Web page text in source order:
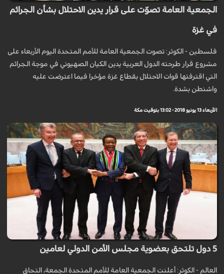
الجمعية العامة تصوّت على قرار يدين الاحتلال بشأن الجرائم
في غزة
فلسطين - الكوثر: تصوت الجمعية العامة للأمم المتحدة اليوم الأربعاء على
مشروع قرار طرحته الدول العربية يدين الكيان الصهيوني في موجة الجرائم
التي اقترفتها قوات الاحتلال بقطاع غزة مؤخرا فيما اعترضت عليه
واشنطن بشدة.
الأربعاء 13 يونيو 2018 - 13:02 بتوقيت مكة
5 دول تلتحق بعضوية مجلس الأمن الدولي لعامين
العالم - الكوثر: أعلنت الجمعية العامة للأمم المتحدة الجمعة، التحاق